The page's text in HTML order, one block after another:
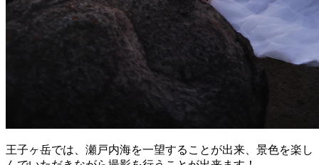
王子ヶ岳では、瀬戸内海を一望することが出来、景色を楽し